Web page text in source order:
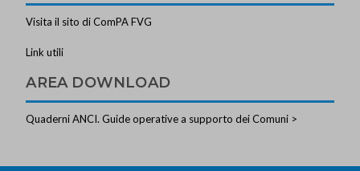
Visita il sito di ComPA FVG
Link utili
AREA DOWNLOAD
Quaderni ANCI. Guide operative a supporto dei Comuni >